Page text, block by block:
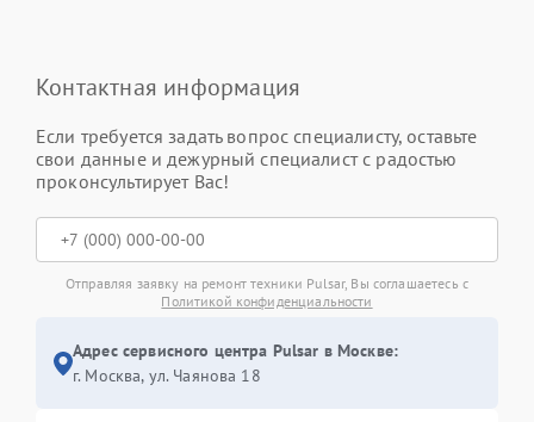
Контактная информация
Если требуется задать вопрос специалисту, оставьте
свои данные и дежурный специалист с радостью
проконсультирует Вас!
Отправляя заявку на ремонт техники Pulsar, Вы соглашаетесь с
Политикой конфиденциальности
Адрес сервисного центра Pulsar в Москве:
г. Москва, ул. Чаянова 18